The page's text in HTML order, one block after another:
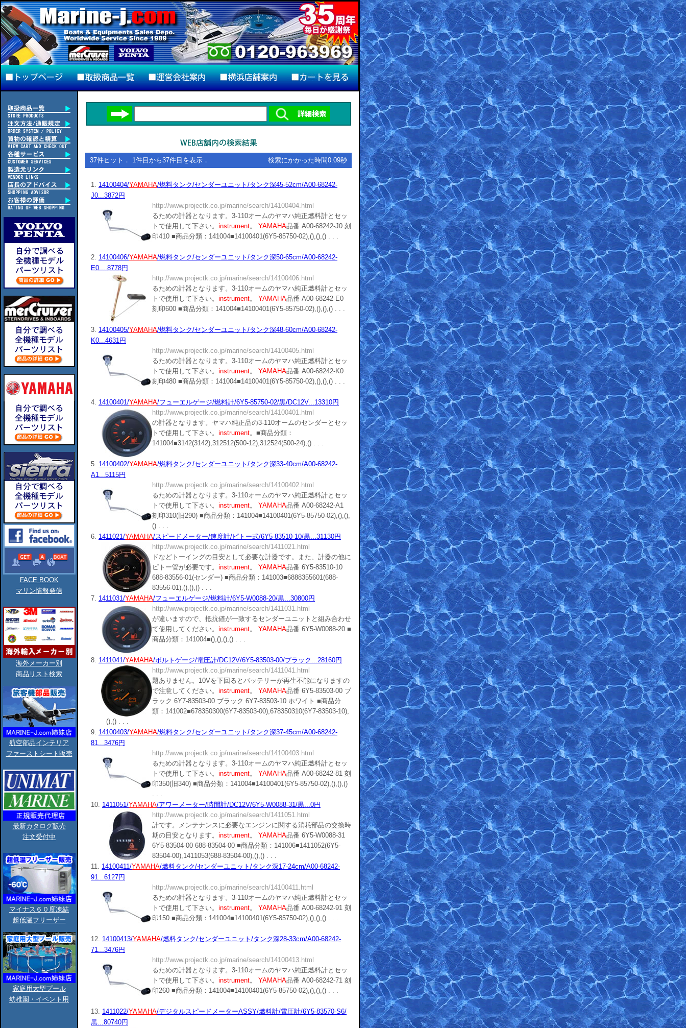
FACE BOOK
マリン情報発信
海外メーカー別
商品リスト検索
航空部品インテリア
ファーストシート販売
最新カタログ販売
注文受付中
マイナス６０度凍結
超低温フリーザー
家庭用大型プール
幼稚園・イベント用
37件ヒット． 1件目から37件目を表示． 検索にかかった時間0.09秒
1. 14100404/YAMAHA/燃料タンク/センダーユニット/タンク深45-52cm/A00-68242-
J0...3872円
http://www.projectk.co.jp/marine/search/14100404.html
るための計器となります。3-110オームのヤマハ純正燃料計とセッ
トで使用して下さい。 instrument。 YAMAHA品番 A00-68242-J0 刻
印410 ■商品分類：141004■14100401(6Y5-85750-02),(),(),() . . .
2. 14100406/YAMAHA/燃料タンク/センダーユニット/タンク深50-65cm/A00-68242-
E0....8778円
http://www.projectk.co.jp/marine/search/14100406.html
るための計器となります。3-110オームのヤマハ純正燃料計とセッ
トで使用して下さい。 instrument。 YAMAHA品番 A00-68242-E0
刻印600 ■商品分類：141004■14100401(6Y5-85750-02),(),(),() . . .
3. 14100405/YAMAHA/燃料タンク/センダーユニット/タンク深48-60cm/A00-68242-
K0...4631円
http://www.projectk.co.jp/marine/search/14100405.html
るための計器となります。3-110オームのヤマハ純正燃料計とセッ
トで使用して下さい。 instrument。 YAMAHA品番 A00-68242-K0
刻印480 ■商品分類：141004■14100401(6Y5-85750-02),(),(),() . . .
4. 14100401/YAMAHA/フューエルゲージ/燃料計/6Y5-85750-02/黒/DC12V...13310円
http://www.projectk.co.jp/marine/search/14100401.html
の計器となります。ヤマハ純正品の3-110オームのセンダーとセッ
トで使用して下さい。 instrument。■商品分類：
141004■3142(3142),312512(500-12),312524(500-24),() . . .
5. 14100402/YAMAHA/燃料タンク/センダーユニット/タンク深33-40cm/A00-68242-
A1...5115円
http://www.projectk.co.jp/marine/search/14100402.html
るための計器となります。3-110オームのヤマハ純正燃料計とセッ
トで使用して下さい。 instrument。 YAMAHA品番 A00-68242-A1
刻印310(旧290) ■商品分類：141004■14100401(6Y5-85750-02),(),(),
() . . .
6. 1411021/YAMAHA/スピードメーター/速度計/ピトー式/6Y5-83510-10/黒...31130円
http://www.projectk.co.jp/marine/search/1411021.html
ドなどトーイングの目安として必要な計器です。また、計器の他に
ピトー管が必要です。 instrument。 YAMAHA品番 6Y5-83510-10
688-83556-01(センダー) ■商品分類：141003■6888355601(688-
83556-01),(),(),() . . .
7. 1411031/YAMAHA/フューエルゲージ/燃料計/6Y5-W0088-20/黒...30800円
http://www.projectk.co.jp/marine/search/1411031.html
が違いますので、抵抗値が一致するセンダーユニットと組み合わせ
て使用してください。 instrument。 YAMAHA品番 6Y5-W0088-20 ■
商品分類：141004■(),(),(),() . . .
8. 1411041/YAMAHA/ボルトゲージ/電圧計/DC12V/6Y5-83503-00/プラック...28160円
http://www.projectk.co.jp/marine/search/1411041.html
題ありません。10Vを下回るとバッテリーが再生不能になりますの
で注意してください。 instrument。 YAMAHA品番 6Y5-83503-00 ブ
ラック 6Y7-83503-00 ブラック 6Y7-83503-10 ホワイト ■商品分
類：141002■678350300(6Y7-83503-00),678350310(6Y7-83503-10),
(),() . . .
9. 14100403/YAMAHA/燃料タンク/センダーユニット/タンク深37-45cm/A00-68242-
81...3476円
http://www.projectk.co.jp/marine/search/14100403.html
るための計器となります。3-110オームのヤマハ純正燃料計とセッ
トで使用して下さい。 instrument。 YAMAHA品番 A00-68242-81 刻
印350(旧340) ■商品分類：141004■14100401(6Y5-85750-02),(),(),()
. . .
10. 1411051/YAMAHA/アワーメーター/時間計/DC12V/6Y5-W0088-31/黒...0円
http://www.projectk.co.jp/marine/search/1411051.html
計です。メンテナンスに必要なエンジンに関する消耗部品の交換時
期の目安となります。 instrument。 YAMAHA品番 6Y5-W0088-31
6Y5-83504-00 688-83504-00 ■商品分類：141006■1411052(6Y5-
83504-00),1411053(688-83504-00),(),() . . .
11. 14100411/YAMAHA/燃料タンク/センダーユニット/タンク深17-24cm/A00-68242-
91...6127円
http://www.projectk.co.jp/marine/search/14100411.html
るための計器となります。3-110オームのヤマハ純正燃料計とセッ
トで使用して下さい。 instrument。 YAMAHA品番 A00-68242-91 刻
印150 ■商品分類：141004■14100401(6Y5-85750-02),(),(),() . . .
12. 14100413/YAMAHA/燃料タンク/センダーユニット/タンク深28-33cm/A00-68242-
71...3476円
http://www.projectk.co.jp/marine/search/14100413.html
るための計器となります。3-110オームのヤマハ純正燃料計とセッ
トで使用して下さい。 instrument。 YAMAHA品番 A00-68242-71 刻
印260 ■商品分類：141004■14100401(6Y5-85750-02),(),(),() . . .
13. 1411022/YAMAHA/デジタルスピードメーターASSY/燃料計/電圧計/6Y5-83570-S6/
黒...80740円